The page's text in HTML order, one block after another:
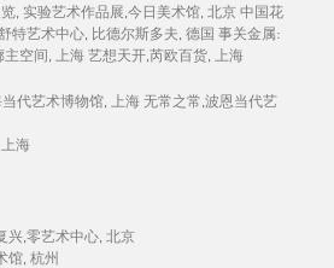
, 实验艺术作品展,今日美术馆, 北京 中国花
特艺术中心, 比德尔斯多夫, 德国 事关金属:
空间, 上海 艺想天开,芮欧百货, 上海
代艺术博物馆, 上海 无常之常,波恩当代艺
海
兴,零艺术中心, 北京
馆, 杭州